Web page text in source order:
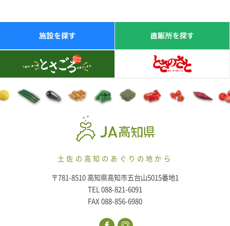
土佐の高知のあぐりの地から
〒781-8510 高知県高知市五台山5015番地1
TEL 088-821-6091
FAX 088-856-6980